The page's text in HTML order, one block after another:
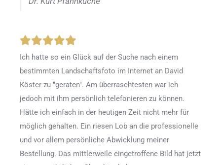
Ich hatte so ein Glück auf der Suche nach einem
bestimmten Landschaftsfoto im Internet an David
Köster zu "geraten". Am überraschtesten war ich
jedoch mit ihm persönlich telefonieren zu können.
Hätte ich einfach in der heutigen Zeit nicht mehr für
möglich gehalten. Ein riesen Lob an die professionelle
und vor allem persönliche Abwicklung meiner
Bestellung. Das mittlerweile eingetroffene Bild hat jetzt